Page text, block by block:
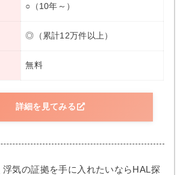
○（10年～）
◎（累計12万件以上）
無料
詳細を見てみる
気の証拠を手に入れたいならHAL探